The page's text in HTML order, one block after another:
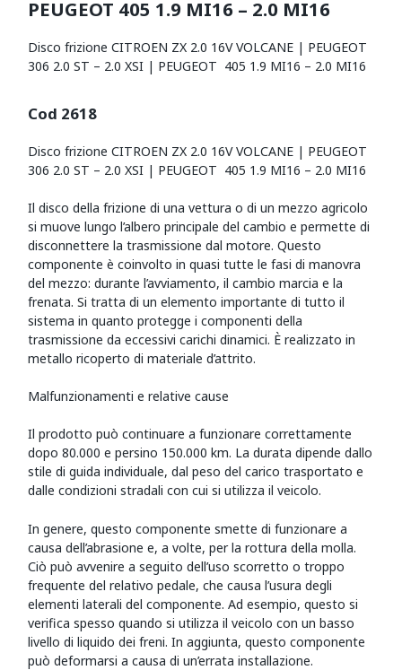
PEUGEOT 405 1.9 MI16 – 2.0 MI16
Disco frizione CITROEN ZX 2.0 16V VOLCANE | PEUGEOT
306 2.0 ST – 2.0 XSI | PEUGEOT 405 1.9 MI16 – 2.0 MI16
Cod 2618
Disco frizione CITROEN ZX 2.0 16V VOLCANE | PEUGEOT
306 2.0 ST – 2.0 XSI | PEUGEOT 405 1.9 MI16 – 2.0 MI16
Il disco della frizione di una vettura o di un mezzo agricolo
si muove lungo l’albero principale del cambio e permette di
disconnettere la trasmissione dal motore. Questo
componente è coinvolto in quasi tutte le fasi di manovra
del mezzo: durante l’avviamento, il cambio marcia e la
frenata. Si tratta di un elemento importante di tutto il
sistema in quanto protegge i componenti della
trasmissione da eccessivi carichi dinamici. È realizzato in
metallo ricoperto di materiale d’attrito.
Malfunzionamenti e relative cause
Il prodotto può continuare a funzionare correttamente
dopo 80.000 e persino 150.000 km. La durata dipende dallo
stile di guida individuale, dal peso del carico trasportato e
dalle condizioni stradali con cui si utilizza il veicolo.
In genere, questo componente smette di funzionare a
causa dell’abrasione e, a volte, per la rottura della molla.
Ciò può avvenire a seguito dell’uso scorretto o troppo
frequente del relativo pedale, che causa l’usura degli
elementi laterali del componente. Ad esempio, questo si
verifica spesso quando si utilizza il veicolo con un basso
livello di liquido dei freni. In aggiunta, questo componente
può deformarsi a causa di un’errata installazione.